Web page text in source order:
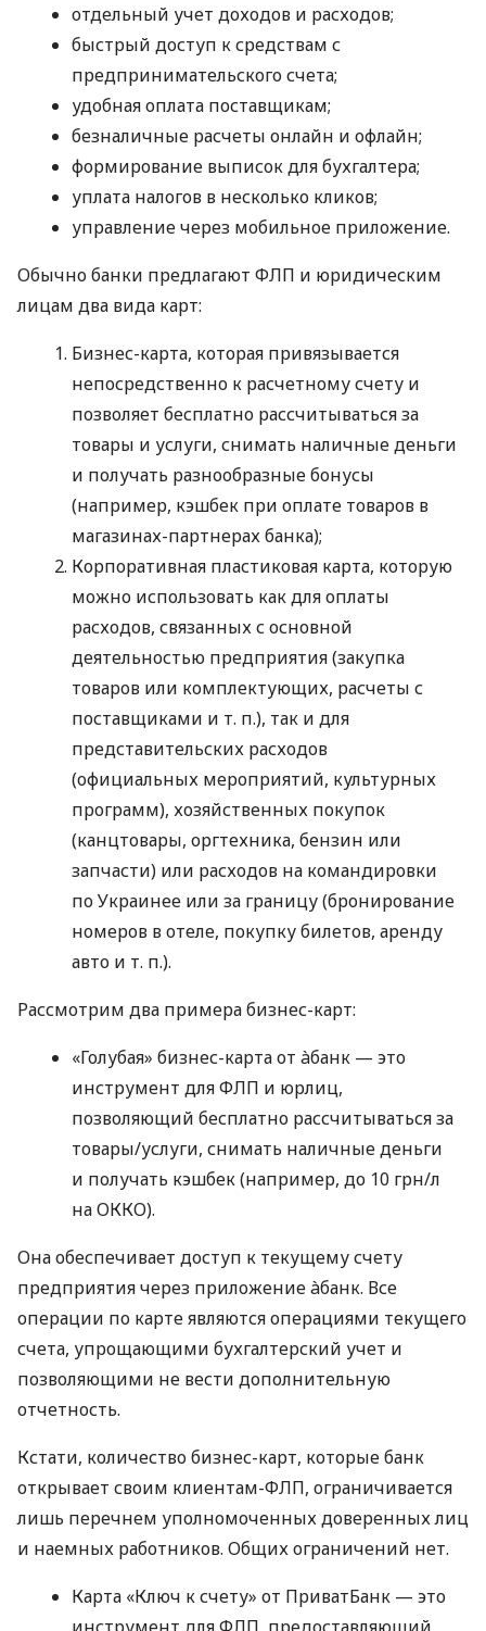
отдельный учет доходов и расходов;
быстрый доступ к средствам с
предпринимательского счета;
удобная оплата поставщикам;
безналичные расчеты онлайн и офлайн;
формирование выписок для бухгалтера;
уплата налогов в несколько кликов;
управление через мобильное приложение.
Обычно банки предлагают ФЛП и юридическим
лицам два вида карт:
Бизнес-карта, которая привязывается
непосредственно к расчетному счету и
позволяет бесплатно рассчитываться за
товары и услуги, снимать наличные деньги
и получать разнообразные бонусы
(например, кэшбек при оплате товаров в
магазинах-партнерах банка);
Корпоративная пластиковая карта, которую
можно использовать как для оплаты
расходов, связанных с основной
деятельностью предприятия (закупка
товаров или комплектующих, расчеты с
поставщиками и т. п.), так и для
представительских расходов
(официальных мероприятий, культурных
программ), хозяйственных покупок
(канцтовары, оргтехника, бензин или
запчасти) или расходов на командировки
по Украинее или за границу (бронирование
номеров в отеле, покупку билетов, аренду
авто и т. п.).
Рассмотрим два примера бизнес-карт:
«Голубая» бизнес-карта от àбанк — это
инструмент для ФЛП и юрлиц,
позволяющий бесплатно рассчитываться за
товары/услуги, снимать наличные деньги
и получать кэшбек (например, до 10 грн/л
на ОККО).
Она обеспечивает доступ к текущему счету
предприятия через приложение àбанк. Все
операции по карте являются операциями текущего
счета, упрощающими бухгалтерский учет и
позволяющими не вести дополнительную
отчетность.
Кстати, количество бизнес-карт, которые банк
открывает своим клиентам-ФЛП, ограничивается
лишь перечнем уполномоченных доверенных лиц
и наемных работников. Общих ограничений нет.
Карта «Ключ к счету» от ПриватБанк — это